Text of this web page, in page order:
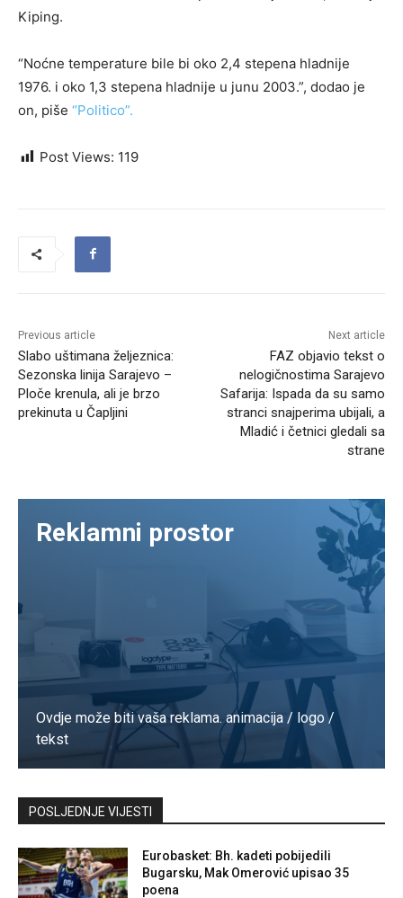
Kiping.
“Noćne temperature bile bi oko 2,4 stepena hladnije
1976. i oko 1,3 stepena hladnije u junu 2003.”, dodao je
on, piše “Politico”.
Post Views: 119
Previous article
Slabo uštimana željeznica:
Sezonska linija Sarajevo –
Ploče krenula, ali je brzo
prekinuta u Čapljini
Next article
FAZ objavio tekst o
nelogičnostima Sarajevo
Safarija: Ispada da su samo
stranci snajperima ubijali, a
Mladić i četnici gledali sa
strane
Reklamni prostor
Ovdje može biti vaša reklama. animacija / logo /
tekst
Kontaktirajte nas
POSLJEDNJE VIJESTI
Eurobasket: Bh. kadeti pobijedili
Bugarsku, Mak Omerović upisao 35
poena